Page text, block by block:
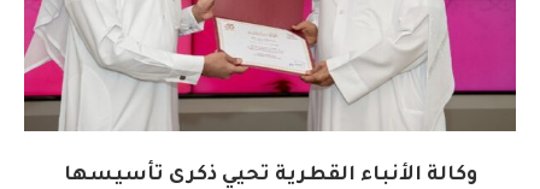
وكالة الأنباء القطرية تحيي ذكرى تأسيسها